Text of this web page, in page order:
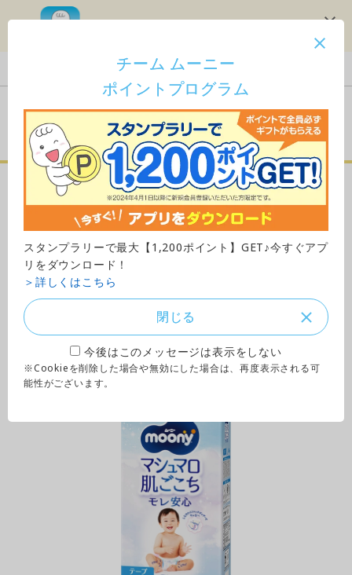
ご購入はこちら
チーム ムーニー
ポイントプログラム
スタンプラリーで最大【1,200ポイント】GET♪今すぐアプ
リをダウンロード！
＞詳しくはこちら
閉じる
今後はこのメッセージは表示をしない
※Cookieを削除した場合や無効にした場合は、再度表示される可
能性がございます。
ムーニー「マシュマロ肌ご
こちモレ安心」（テープタ
Lサイズ